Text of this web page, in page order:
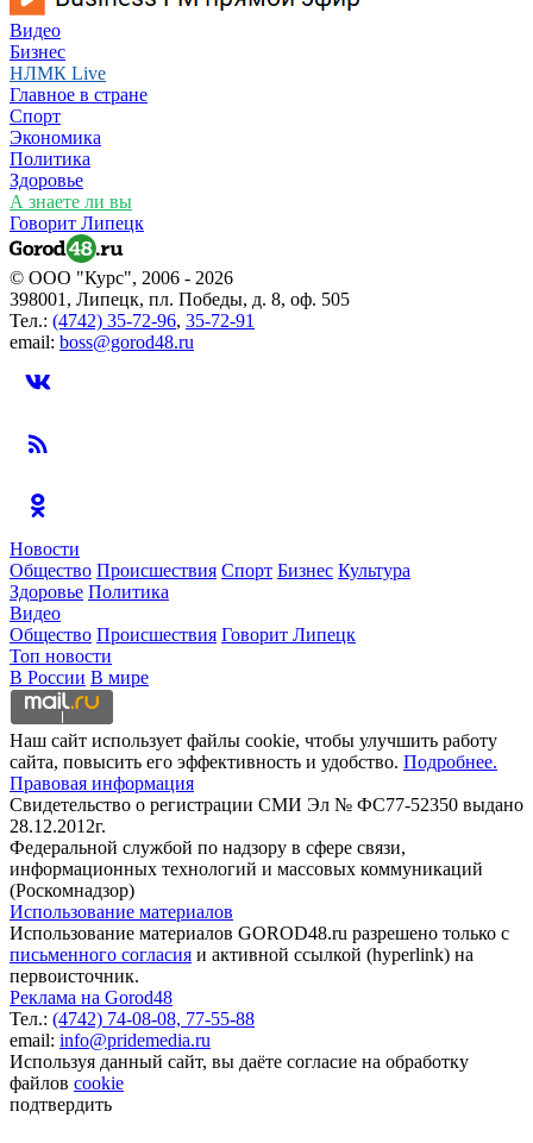
Видео
Бизнес
НЛМК Live
Главное в стране
Спорт
Экономика
Политика
Здоровье
А знаете ли вы
Говорит Липецк
© ООО "Курс", 2006 - 2026
398001, Липецк, пл. Победы, д. 8, оф. 505
Тел.: (4742) 35-72-96, 35-72-91
email: boss@gorod48.ru
Новости
Общество Происшествия Спорт Бизнес Культура
Здоровье Политика
Видео
Общество Происшествия Говорит Липецк
Топ новости
В России В мире
Наш сайт использует файлы cookie, чтобы улучшить работу
сайта, повысить его эффективность и удобство. Подробнее.
Правовая информация
Свидетельство о регистрации СМИ Эл № ФС77-52350 выдано
28.12.2012г.
Федеральной службой по надзору в сфере связи,
информационных технологий и массовых коммуникаций
(Роскомнадзор)
Использование материалов
Использование материалов GOROD48.ru разрешено только с
письменного согласия и активной ссылкой (hyperlink) на
первоисточник.
Реклама на Gorod48
Тел.: (4742) 74-08-08, 77-55-88
email: info@pridemedia.ru
Используя данный сайт, вы даёте согласие на обработку
файлов cookie
подтвердить